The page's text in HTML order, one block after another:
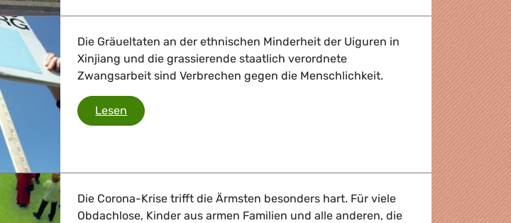
Die Gräueltaten an der ethnischen Minderheit der Uiguren in
Xinjiang und die grassierende staatlich verordnete
Zwangsarbeit sind Verbrechen gegen die Menschlichkeit.
Lesen Uiguren/Zwangsarbeit
Die Corona-Krise trifft die Ärmsten besonders hart. Für viele
Obdachlose, Kinder aus armen Familien und alle anderen, die